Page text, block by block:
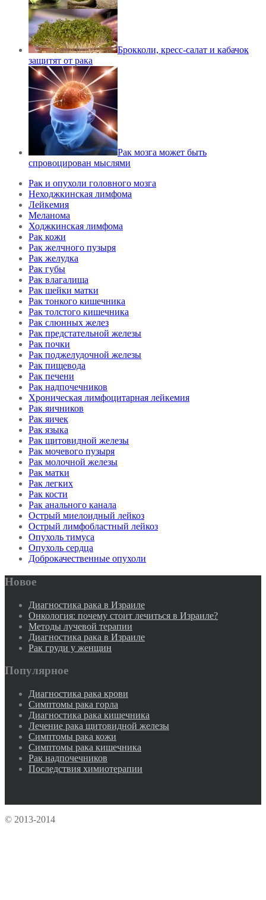
Брокколи, кресс-салат и кабачок
защитят от рака
Рак мозга может быть
спровоцирован мыслями
Рак и опухоли головного мозга
Неходжкинская лимфома
Лейкемия
Меланома
Ходжкинская лимфома
Рак кожи
Рак желчного пузыря
Рак желудка
Рак губы
Рак влагалища
Рак шейки матки
Рак тонкого кишечника
Рак толстого кишечника
Рак слюнных желез
Рак предстательной железы
Рак почки
Рак поджелудочной железы
Рак пищевода
Рак печени
Рак надпочечников
Хроническая лимфоцитарная лейкемия
Рак яичников
Рак яичек
Рак языка
Рак щитовидной железы
Рак мочевого пузыря
Рак молочной железы
Рак матки
Рак легких
Рак кости
Рак анального канала
Острый миелоидный лейкоз
Острый лимфобластный лейкоз
Опухоль тимуса
Опухоль сердца
Доброкачественные опухоли
Новое
Диагностика рака в Израиле
Онкология: почему стоит лечиться в Израиле?
Методы лучевой терапии
Диагностика рака в Израиле
Рак груди у женщин
Популярное
Диагностика рака крови
Симптомы рака горла
Диагностика рака кишечника
Лечение рака щитовидной железы
Симптомы рака кожи
Симптомы рака кишечника
Рак надпочечников
Последствия химиотерапии
© 2013-2014